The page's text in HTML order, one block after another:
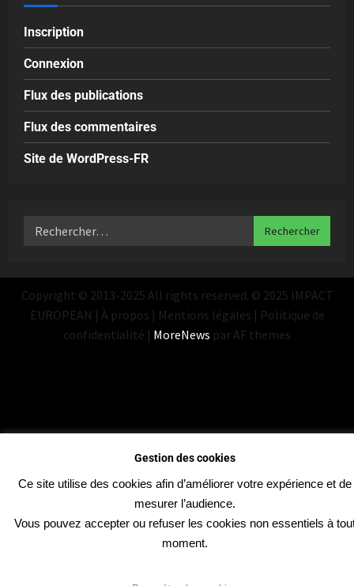
Inscription
Connexion
Flux des publications
Flux des commentaires
Site de WordPress-FR
Copyright © 2013-2025 All rights reserved. © 2025 IMPACT
EUROPEAN | À propos | Mentions légales | Politique de
confidentialité | MoreNews par AF themes
Gestion des cookies
Ce site utilise des cookies afin d’améliorer votre expérience et de
mesurer l’audience.
Vous pouvez accepter ou refuser les cookies non essentiels à
moment.